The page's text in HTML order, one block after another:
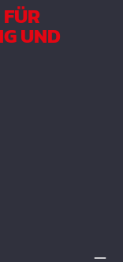
UND